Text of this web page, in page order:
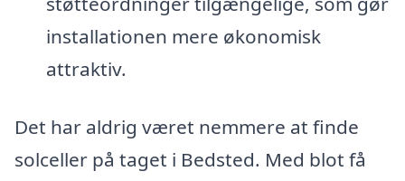
installationen mere økonomisk
attraktiv.
Det har aldrig været nemmere at finde
solceller på taget i Bedsted. Med blot få